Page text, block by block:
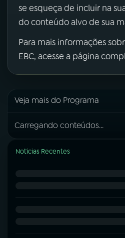
se esqueça de incluir na
do conteúdo alvo de sua
Para mais informações
EBC, acesse a página
Veja mais do Programa
Carregando conteúdos...
Notícias Recentes